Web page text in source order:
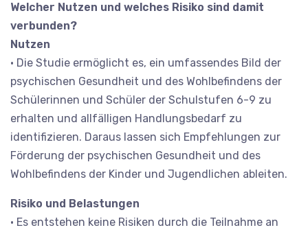
Welcher Nutzen und welches Risiko sind damit
verbunden?
Nutzen
• Die Studie ermöglicht es, ein umfassendes Bild der
psychischen Gesundheit und des Wohlbefindens der
Schülerinnen und Schüler der Schulstufen 6-9 zu
erhalten und allfälligen Handlungsbedarf zu
identifizieren. Daraus lassen sich Empfehlungen zur
Förderung der psychischen Gesundheit und des
Wohlbefindens der Kinder und Jugendlichen ableiten.
Risiko und Belastungen
• Es entstehen keine Risiken durch die Teilnahme an